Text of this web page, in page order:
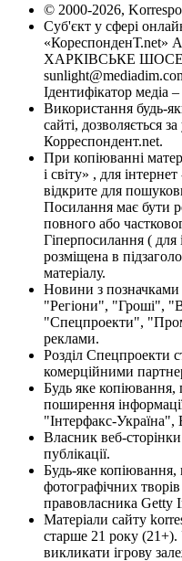
© 2000-2026,
Суб'єкт у сфері
«КореспонденТ.net»
ХАРКІВСЬКЕ ШОСЕ,
Ідентифікатор медіа
Використання будь-
сайті, дозволяється
Корреспондент.net.
При копіюванні
і світу» , для
відкрите для
Посилання має бути
повного або
Гіперпосилання (
розміщена в
матеріалу.
Новини з
"Регіони", "Гроші",
"Спецпроекти",
реклами.
Розділ Спецпроекти
комерційними
Будь яке копіювання,
поширення
"Інтерфакс-Україна",
Власник веб-
публікації.
Будь-яке копіювання,
фотографічних творів
правовласника Getty
Матеріали сайту
старше 21 року (21+).
викликати ігрову